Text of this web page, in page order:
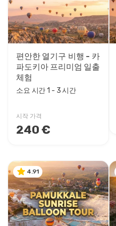
가격대
0EUR
투어 소요 시간
1 - 3 시간
편안한 열기구 비행 - 카
파도키아 프리미엄 일출
체험
소요 시간 1 - 3 시간
시작 가격
240 €
4.91